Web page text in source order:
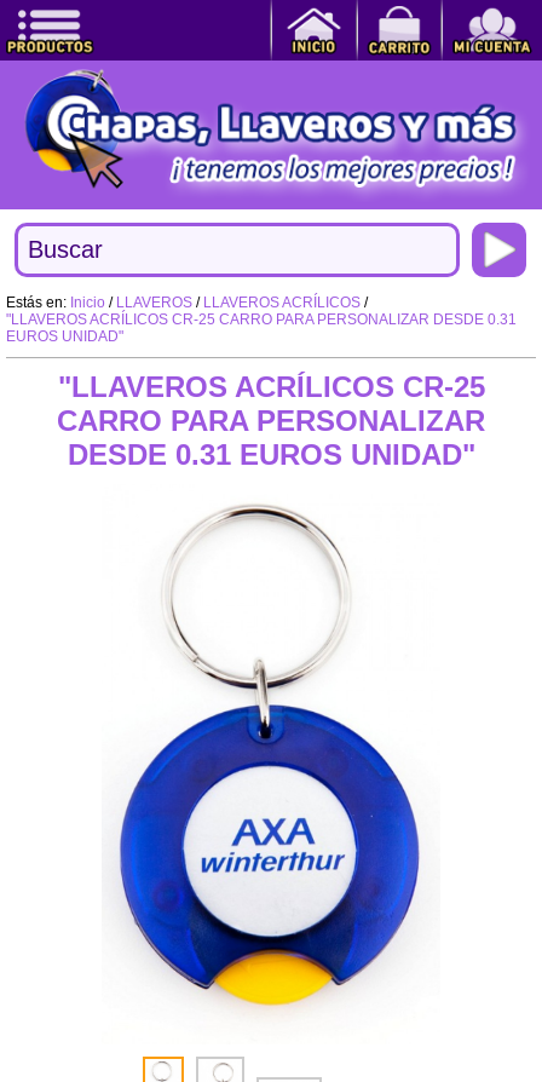
Estás en: Inicio / LLAVEROS / LLAVEROS ACRÍLICOS /
"LLAVEROS ACRÍLICOS CR-25 CARRO PARA PERSONALIZAR DESDE 0.31
EUROS UNIDAD"
"LLAVEROS ACRÍLICOS CR-25
CARRO PARA PERSONALIZAR
DESDE 0.31 EUROS UNIDAD"